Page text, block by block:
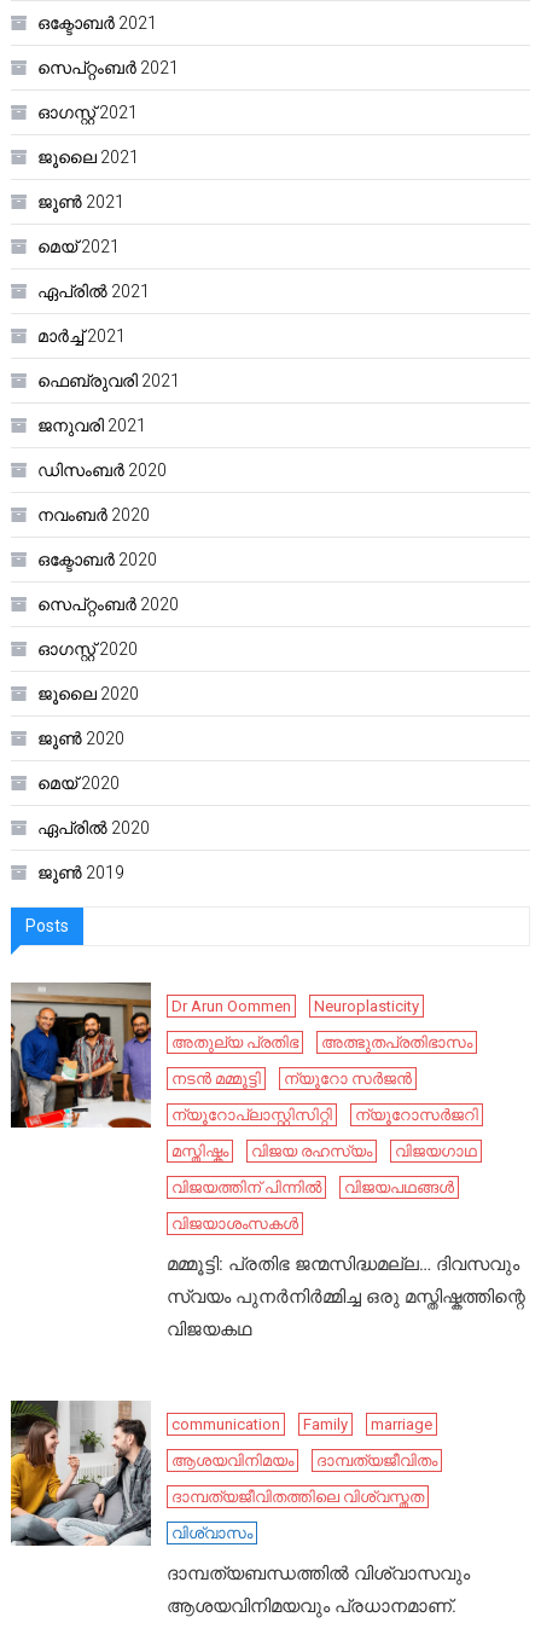
ഒക്ടോബർ 2021
സെപ്റ്റംബർ 2021
ഓഗസ്റ്റ്‌ 2021
ജൂലൈ 2021
ജൂൺ 2021
മെയ്‌ 2021
ഏപ്രിൽ 2021
മാർച്ച്‌ 2021
ഫെബ്രുവരി 2021
ജനുവരി 2021
ഡിസംബർ 2020
നവംബർ 2020
ഒക്ടോബർ 2020
സെപ്റ്റംബർ 2020
ഓഗസ്റ്റ്‌ 2020
ജൂലൈ 2020
ജൂൺ 2020
മെയ്‌ 2020
ഏപ്രിൽ 2020
ജൂൺ 2019
Posts
Dr Arun Oommen
Neuroplasticity
അതുല്യ പ്രതിഭ
അത്ഭുതപ്രതിഭാസം
നടൻ മമ്മൂട്ടി
ന്യൂറോ സർജൻ
ന്യൂറോപ്ലാസ്റ്റിസിറ്റി
ന്യൂറോസർജറി
മസ്തിഷ്കം
വിജയ രഹസ്യം
വിജയഗാഥ
വിജയത്തിന് പിന്നിൽ
വിജയപഥങ്ങൾ
വിജയാശംസകൾ
മമ്മൂട്ടി: പ്രതിഭ ജന്മസിദ്ധമല്ല… ദിവസവും
സ്വയം പുനർനിർമ്മിച്ച ഒരു മസ്തിഷ്കത്തിന്റെ
വിജയകഥ
communication Family
marriage
ആശയവിനിമയം
ദാമ്പത്യജീവിതം
ദാമ്പത്യജീവിതത്തിലെ വിശ്വസ്തത
വിശ്വാസം
ദാമ്പത്യബന്ധത്തിൽ വിശ്വാസവും
ആശയവിനിമയവും പ്രധാനമാണ്.